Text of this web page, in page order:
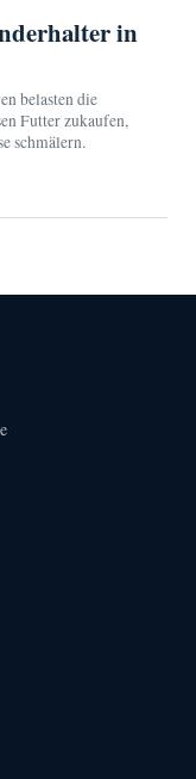
in
belasten die
Futter zukaufen,
schmälern.